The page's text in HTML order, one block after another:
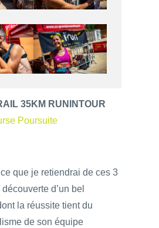
35KM RUNINTOUR
Poursuite
que je retiendrai de ces 3
d’un bel
la réussite tient du
de son équipe